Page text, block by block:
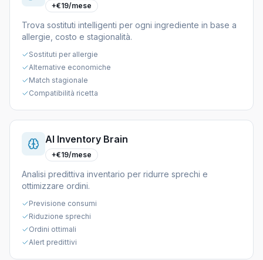
+€19/mese
Trova sostituti intelligenti per ogni ingrediente in base a
allergie, costo e stagionalità.
Sostituti per allergie
Alternative economiche
Match stagionale
Compatibilità ricetta
AI Inventory Brain
+€19/mese
Analisi predittiva inventario per ridurre sprechi e
ottimizzare ordini.
Previsione consumi
Riduzione sprechi
Ordini ottimali
Alert predittivi